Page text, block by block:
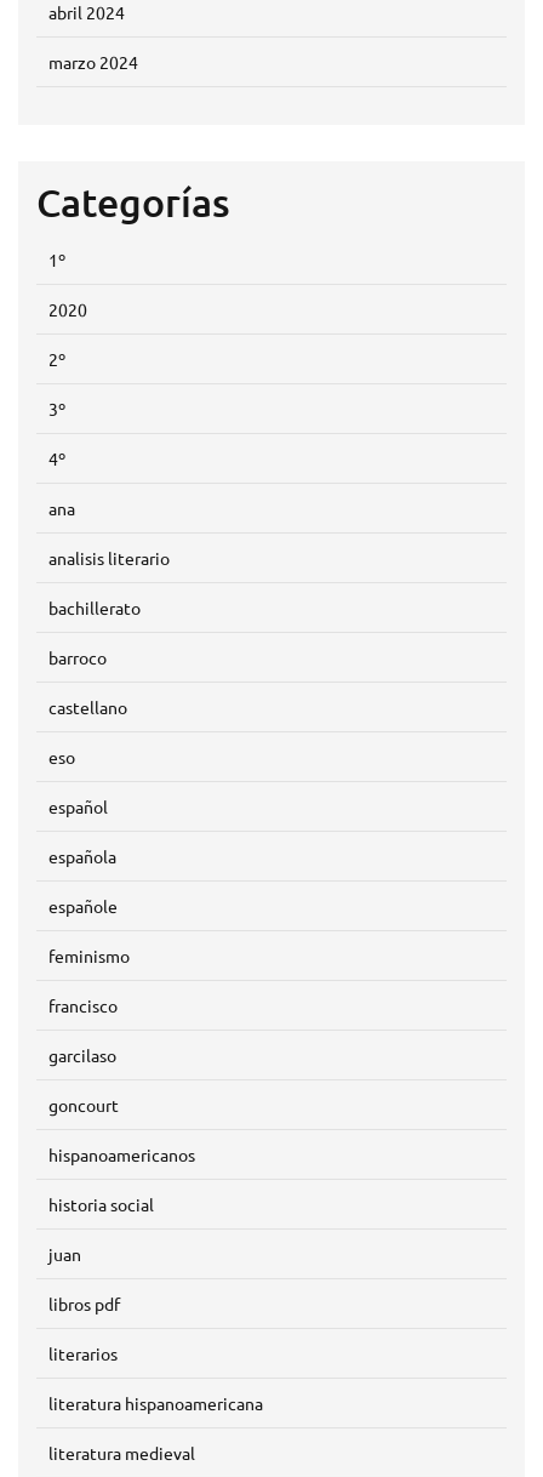
abril 2024
marzo 2024
Categorías
1º
2020
2º
3º
4º
ana
analisis literario
bachillerato
barroco
castellano
eso
español
española
españole
feminismo
francisco
garcilaso
goncourt
hispanoamericanos
historia social
juan
libros pdf
literarios
literatura hispanoamericana
literatura medieval